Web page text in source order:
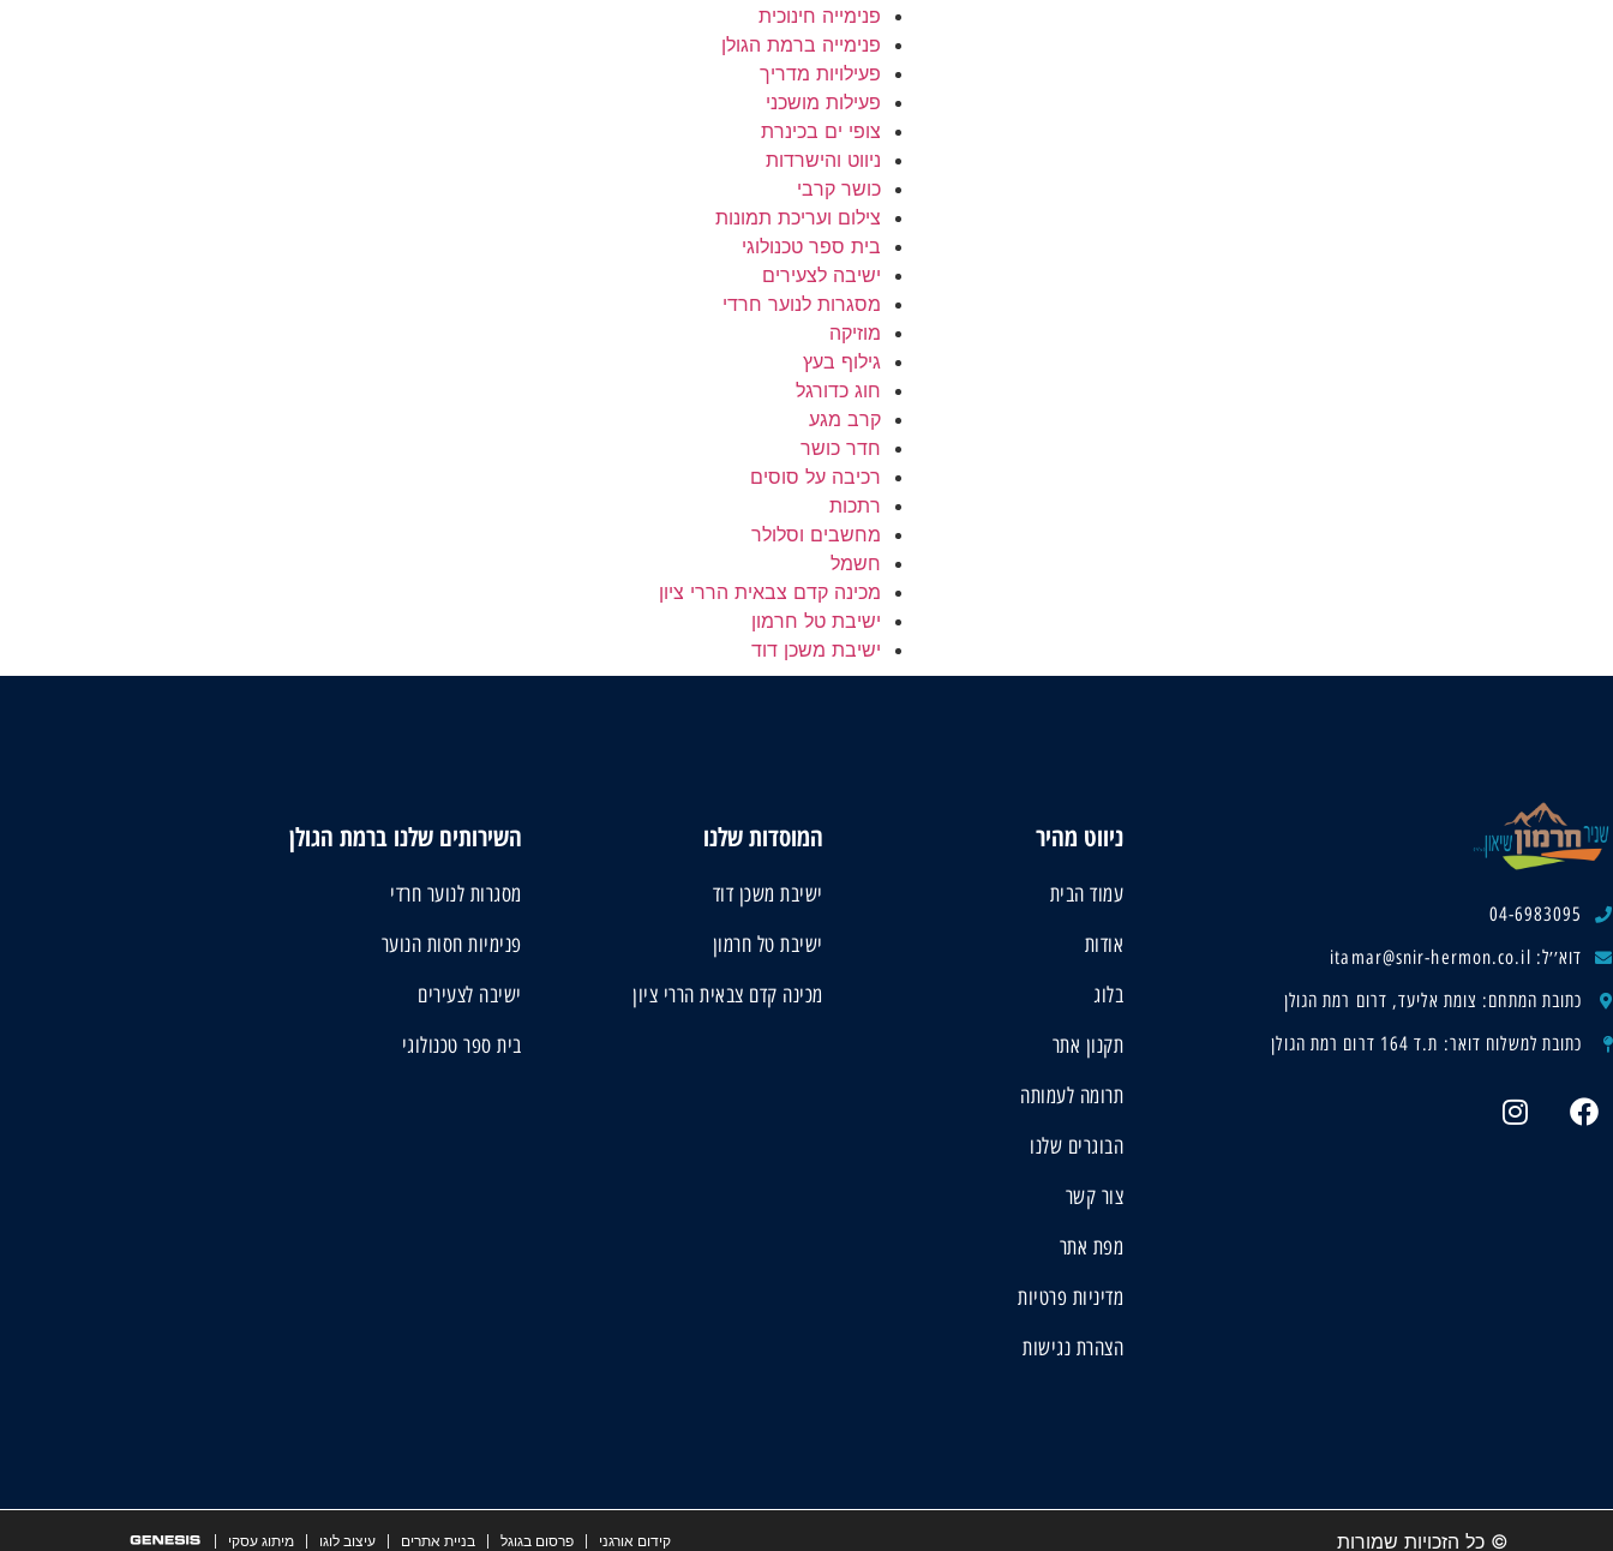
פנימייה חינוכית
פנימייה ברמת הגולן
פעילויות מדריך
פעילות מושכני
צופי ים בכינרת
ניווט והישרדות
כושר קרבי
צילום ועריכת תמונות
בית ספר טכנולוגי
ישיבה לצעירים
מסגרות לנוער חרדי
מוזיקה
גילוף בעץ
חוג כדורגל
קרב מגע
חדר כושר
רכיבה על סוסים
רתכות
מחשבים וסלולר
חשמל
מכינה קדם צבאית הררי ציון
ישיבת טל חרמון
ישיבת משכן דוד
04-6983095
דוא׳׳ל: itamar@snir-hermon.co.il
כתובת המתחם: צומת אליעד, דרום רמת הגולן
כתובת למשלוח דואר: ת.ד 164 דרום רמת הגולן
ניווט מהיר
עמוד הבית
אודות
בלוג
תקנון אתר
תרומה לעמותה
הבוגרים שלנו
צור קשר
מפת אתר
מדיניות פרטיות
הצהרת נגישות
המוסדות שלנו
ישיבת משכן דוד
ישיבת טל חרמון
מכינה קדם צבאית הררי ציון
השירותים שלנו ברמת הגולן
מסגרות לנוער חרדי
פנימיות חסות הנוער
ישיבה לצעירים
בית ספר טכנולוגי
© כל הזכויות שמורות קידום אורגני פרסום בגוגל בניית אתרים עיצוב לוגו מיתוג עסקי